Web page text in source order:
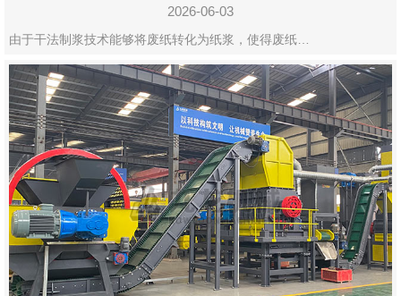
2026-06-03
由于干法制浆技术能够将废纸转化为纸浆，使得废纸…